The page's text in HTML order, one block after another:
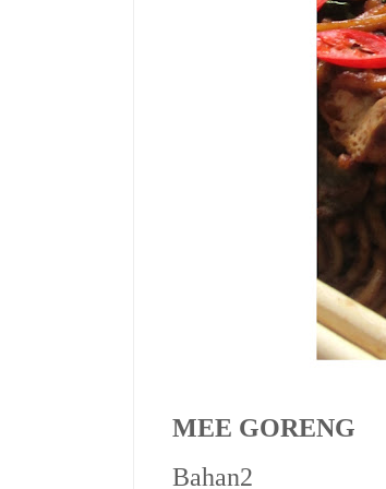
MEE GORENG
Bahan2